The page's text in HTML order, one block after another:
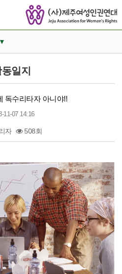
▼
아카이브
평
일지
독수리타자 아니야!!
11-07 14:16
자 508회